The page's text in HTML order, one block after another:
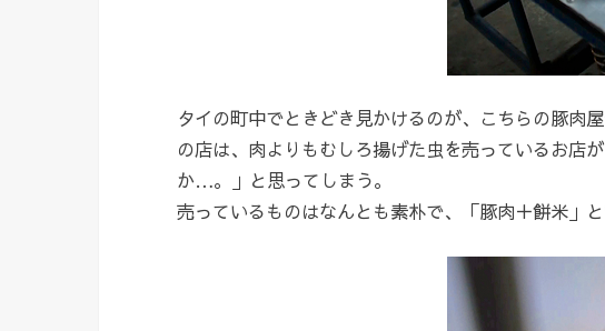
タイの町中でときどき見かけるのが、こちらの豚肉
の店は、肉よりもむしろ揚げた虫を売っているお
か…。」と思ってしまう。
売っているものはなんとも素朴で、「豚肉＋餅米」